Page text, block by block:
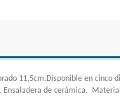
11,5cm.Disponible en cinco
Ensaladera de cerámica.